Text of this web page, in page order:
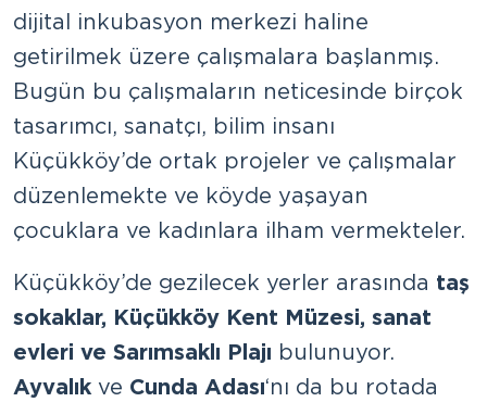
dijital inkubasyon merkezi haline
getirilmek üzere çalışmalara başlanmış.
Bugün bu çalışmaların neticesinde birçok
tasarımcı, sanatçı, bilim insanı
Küçükköy’de ortak projeler ve çalışmalar
düzenlemekte ve köyde yaşayan
çocuklara ve kadınlara ilham vermekteler.
Küçükköy’de gezilecek yerler arasında taş
sokaklar, Küçükköy Kent Müzesi, sanat
evleri ve Sarımsaklı Plajı bulunuyor.
Ayvalık ve Cunda Adası‘nı da bu rotada